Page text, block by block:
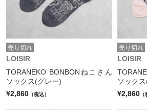
売り切れ
LOISIR
TORANEKO BONBONねこさん
ソックス(グレー)
¥2,860 （税込）
売り切れ
LOISIR
ソック
¥2,860